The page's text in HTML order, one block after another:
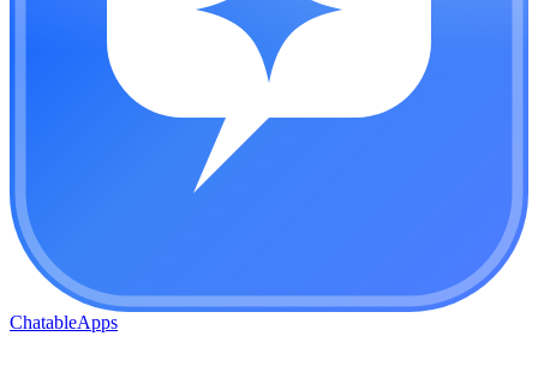
ChatableApps